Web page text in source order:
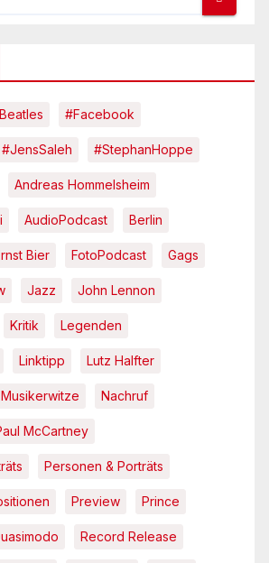
#Facebook
#JensSaleh #StephanHoppe
Andreas Hommelsheim
AudioPodcast Berlin
Bier FotoPodcast Gags
Jazz John Lennon
Kritik Legenden
Linktipp Lutz Halfter
Musikerwitze Nachruf
McCartney
Personen & Porträts
Preview Prince
Record Release